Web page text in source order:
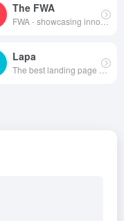
The FWA
FWA - showcasing innovation every day since 2000
Lapa
The best landing page design inspiration from around the web.